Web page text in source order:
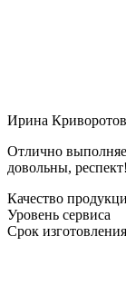
Ирина
Отлично
довольны,
Качество
Уровень сервиса
Срок изготовления